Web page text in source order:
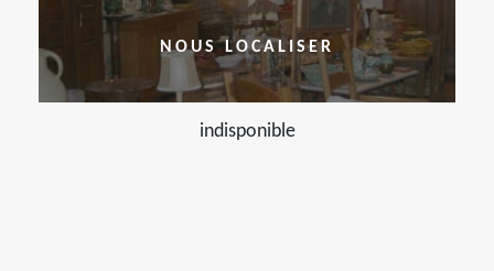
NOUS LOCALISER
indisponible